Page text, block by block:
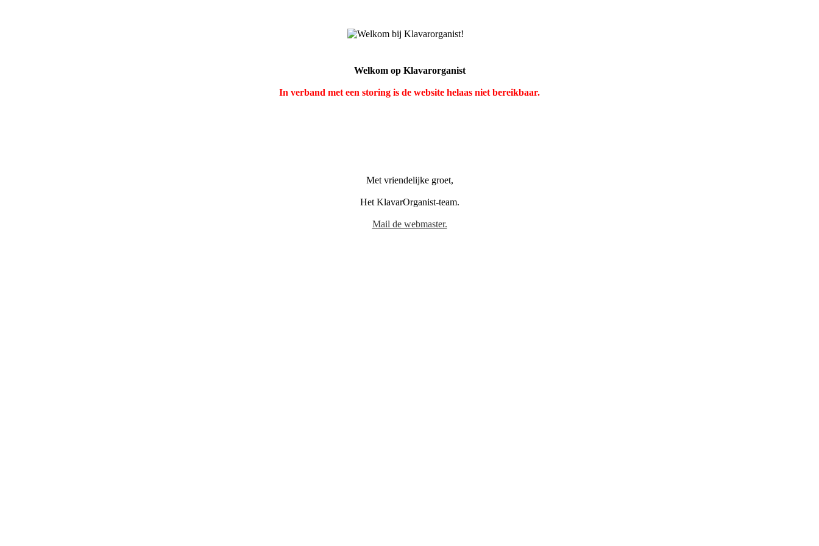
Welkom op Klavarorganist
In verband met een storing is de website helaas niet bereikbaar.
Met vriendelijke groet,
Het KlavarOrganist-team.
Mail de webmaster.